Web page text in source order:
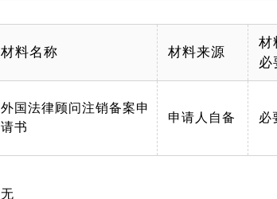
材料名称 材料来源
材
必
外国法律顾问注销备案申
请书
申请人自备 必
无